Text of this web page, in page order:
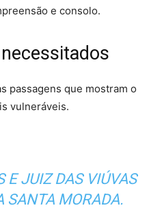
e consolo.
passagens que mostram o
vulneráveis.
E JUIZ DAS VIÚVAS
SANTA MORADA.